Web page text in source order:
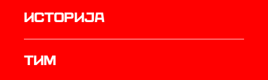
историја
ТИМ